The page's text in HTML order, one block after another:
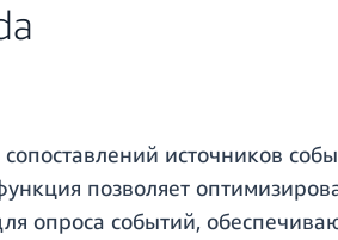
источников
позволяет
опроса событий,